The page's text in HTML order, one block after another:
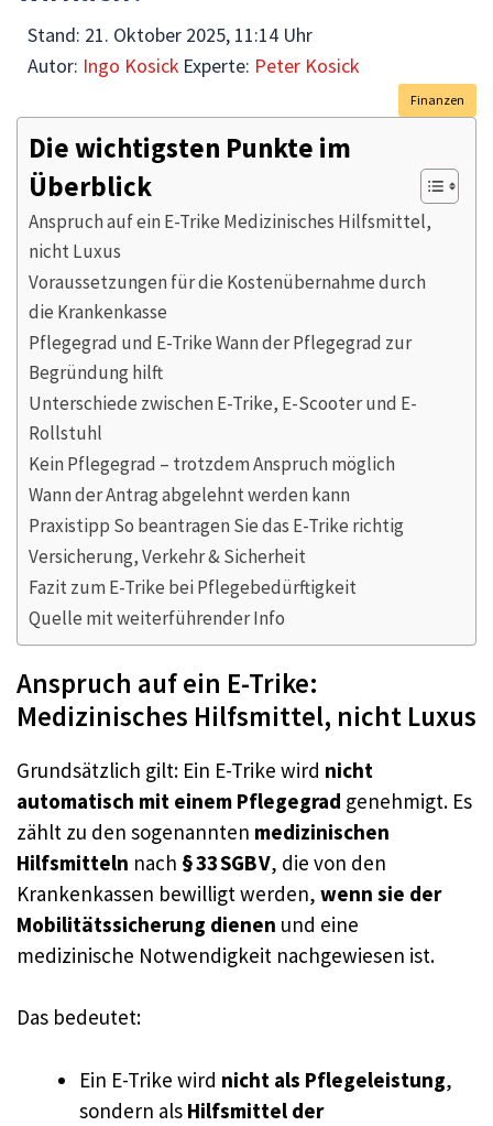
Stand: 21. Oktober 2025, 11:14 Uhr
Autor: Ingo Kosick Experte: Peter Kosick
Finanzen
Die wichtigsten Punkte im
Überblick
Anspruch auf ein E-Trike Medizinisches Hilfsmittel,
nicht Luxus
Voraussetzungen für die Kostenübernahme durch
die Krankenkasse
Pflegegrad und E-Trike Wann der Pflegegrad zur
Begründung hilft
Unterschiede zwischen E-Trike, E-Scooter und E-
Rollstuhl
Kein Pflegegrad – trotzdem Anspruch möglich
Wann der Antrag abgelehnt werden kann
Praxistipp So beantragen Sie das E-Trike richtig
Versicherung, Verkehr & Sicherheit
Fazit zum E-Trike bei Pflegebedürftigkeit
Quelle mit weiterführender Info
Anspruch auf ein E-Trike:
Medizinisches Hilfsmittel, nicht Luxus
Grundsätzlich gilt: Ein E-Trike wird nicht
automatisch mit einem Pflegegrad genehmigt. Es
zählt zu den sogenannten medizinischen
Hilfsmitteln nach § 33 SGB V, die von den
Krankenkassen bewilligt werden, wenn sie der
Mobilitätssicherung dienen und eine
medizinische Notwendigkeit nachgewiesen ist.
Das bedeutet:
Ein E-Trike wird nicht als Pflegeleistung,
sondern als Hilfsmittel der